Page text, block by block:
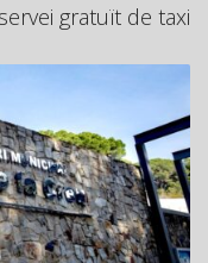
gratuït de taxi